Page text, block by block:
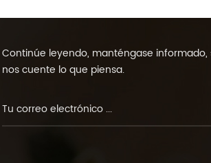
Continúe leyendo, manténgase
nos cuente lo que piensa.